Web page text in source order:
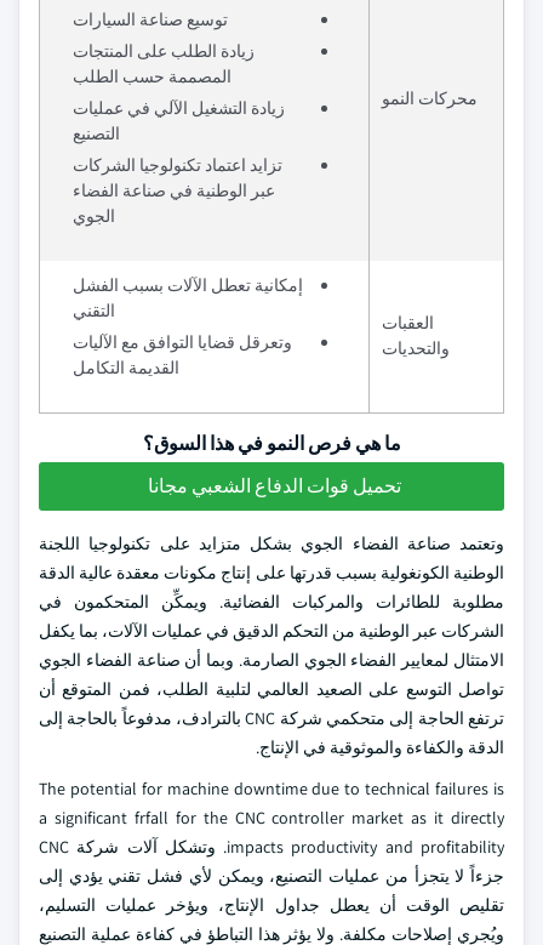
محركات النمو
توسيع صناعة السيارات
زيادة الطلب على المنتجات
المصممة حسب الطلب
زيادة التشغيل الآلي في عمليات
التصنيع
تزايد اعتماد تكنولوجيا الشركات
عبر الوطنية في صناعة الفضاء
الجوي
العقبات
والتحديات
إمكانية تعطل الآلات بسبب الفشل
التقني
وتعرقل قضايا التوافق مع الآليات
القديمة التكامل
ما هي فرص النمو في هذا السوق؟
تحميل قوات الدفاع الشعبي مجانا
وتعتمد صناعة الفضاء الجوي بشكل متزايد على تكنولوجيا اللجنة
الوطنية الكونغولية بسبب قدرتها على إنتاج مكونات معقدة عالية الدقة
مطلوبة للطائرات والمركبات الفضائية. ويمكِّن المتحكمون في
الشركات عبر الوطنية من التحكم الدقيق في عمليات الآلات، بما يكفل
الامتثال لمعايير الفضاء الجوي الصارمة. وبما أن صناعة الفضاء الجوي
تواصل التوسع على الصعيد العالمي لتلبية الطلب، فمن المتوقع أن
ترتفع الحاجة إلى متحكمي شركة CNC بالترادف، مدفوعاً بالحاجة إلى
الدقة والكفاءة والموثوقية في الإنتاج.
The potential for machine downtime due to technical failures is
a significant frfall for the CNC controller market as it directly
impacts productivity and profitability. وتشكل آلات شركة CNC
جزءاً لا يتجزأ من عمليات التصنيع، ويمكن لأي فشل تقني يؤدي إلى
تقليص الوقت أن يعطل جداول الإنتاج، ويؤخر عمليات التسليم،
ويُجري إصلاحات مكلفة. ولا يؤثر هذا التباطؤ في كفاءة عملية التصنيع